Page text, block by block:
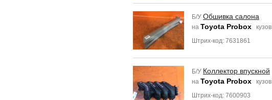
Б/У Обшивка салона
на Toyota Probox кузов
Штрих-код: 7631861
Б/У Коллектор впускной
на Toyota Probox кузов
Штрих-код: 7600903